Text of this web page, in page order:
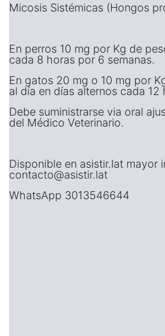
Micosis Sistémicas (Hongos
En perros 10 mg por Kg de
cada 8 horas por 6 semanas.
En gatos 20 mg o 10 mg por
al día en días alternos cada 12
Debe suministrarse via oral
del Médico Veterinario.
Disponible en asistir.lat mayor
contacto@asistir.lat
WhatsApp 3013546644